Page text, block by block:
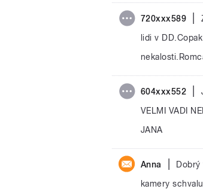
720xxx589
lidi v
604xxx552
VELMI VADI
JANA
Anna
Dobrý
kamery